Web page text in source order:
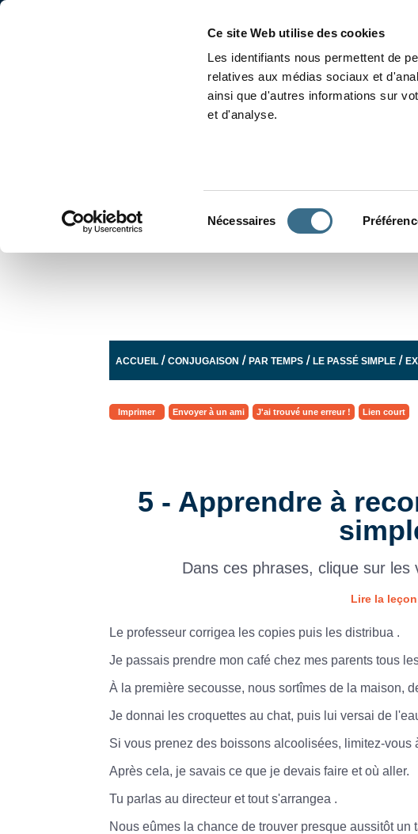
Ce site Web utilise des cookies
Les identifiants nous permettent de
relatives aux médias sociaux et
ainsi que d'autres informations sur
et d'analyse.
Nécessaires
ACCUEIL /CONJUGAISON /PAR TEMPS /LE PASSÉ SIMPLE /
Imprimer Envoyer à un ami J'ai trouvé une erreur ! Lien court
5 - Apprendre à
Dans ces phrases, clique sur les
Lire la leçon
Le professeur corrigea les copies puis les distribua .
Je passais prendre mon café chez mes parents tous
À la première secousse, nous sortîmes de la maison,
Je donnai les croquettes au chat, puis lui versai de
Si vous prenez des boissons alcoolisées, limitez-vous
Après cela, je savais ce que je devais faire et où aller.
Tu parlas au directeur et tout s'arrangea .
Nous eûmes la chance de trouver presque aussitôt un